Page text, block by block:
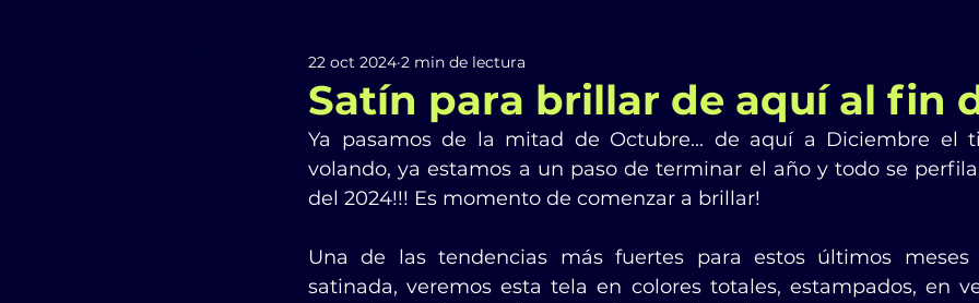
Moda y Tendencias Bienestar Integral
Satín para brillar de aquí al fin
22 oct 2024 2 min de lectura
Ya pasamos de la mitad de Octubre... de aquí a Diciembre el
volando, ya estamos a un paso de terminar el año y todo se
del 2024!!! Es momento de comenzar a brillar!
Una de las tendencias más fuertes para estos últimos
satinada, veremos esta tela en colores totales, estampados, en